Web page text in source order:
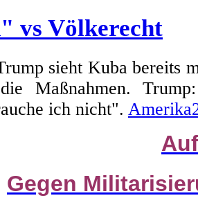
vs Völkerecht
sieht Kuba bereits
Maßnahmen.
ich nicht".
Gegen